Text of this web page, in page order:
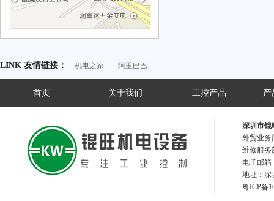
LINK 友情链接： 机电之家 阿里巴巴
首页 关于我们 工控产品 产
深圳市锟
外贸业
维修服
电子邮箱
地址：深
粤